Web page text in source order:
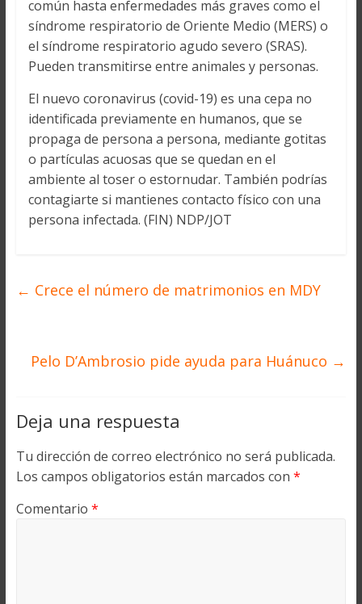
común hasta enfermedades más graves como el
síndrome respiratorio de Oriente Medio (MERS) o
el síndrome respiratorio agudo severo (SRAS).
Pueden transmitirse entre animales y personas.
El nuevo coronavirus (covid-19) es una cepa no
identificada previamente en humanos, que se
propaga de persona a persona, mediante gotitas
o partículas acuosas que se quedan en el
ambiente al toser o estornudar. También podrías
contagiarte si mantienes contacto físico con una
persona infectada. (FIN) NDP/JOT
← Crece el número de matrimonios en MDY
Pelo D’Ambrosio pide ayuda para Huánuco →
Deja una respuesta
Tu dirección de correo electrónico no será publicada.
Los campos obligatorios están marcados con *
Comentario *